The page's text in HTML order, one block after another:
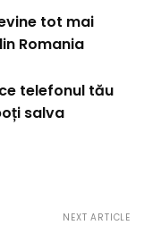
tot mai
Romania
telefonul tău
salva
NEXT ARTICLE